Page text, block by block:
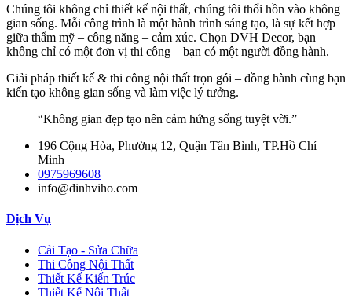
Chúng tôi không chỉ thiết kế nội thất, chúng tôi thổi hồn vào không
gian sống. Mỗi công trình là một hành trình sáng tạo, là sự kết hợp
giữa thẩm mỹ – công năng – cảm xúc. Chọn DVH Decor, bạn
không chỉ có một đơn vị thi công – bạn có một người đồng hành.
Giải pháp thiết kế & thi công nội thất trọn gói – đồng hành cùng bạn
kiến tạo không gian sống và làm việc lý tưởng.
“Không gian đẹp tạo nên cảm hứng sống tuyệt vời.”
196 Cộng Hòa, Phường 12, Quận Tân Bình, TP.Hồ Chí
Minh
0975969608
info@dinhviho.com
Dịch Vụ
Cải Tạo - Sửa Chữa
Thi Công Nội Thất
Thiết Kế Kiến Trúc
Thiết Kế Nội Thất